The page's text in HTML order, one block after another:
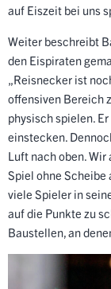
auf Eiszeit bei uns
Weiter beschreibt
den Eispiraten
„Reisnecker ist
offensiven Bereich
physisch spielen.
einstecken.
Luft nach oben.
Spiel ohne Scheibe
viele Spieler in
auf die Punkte zu
Baustellen, an